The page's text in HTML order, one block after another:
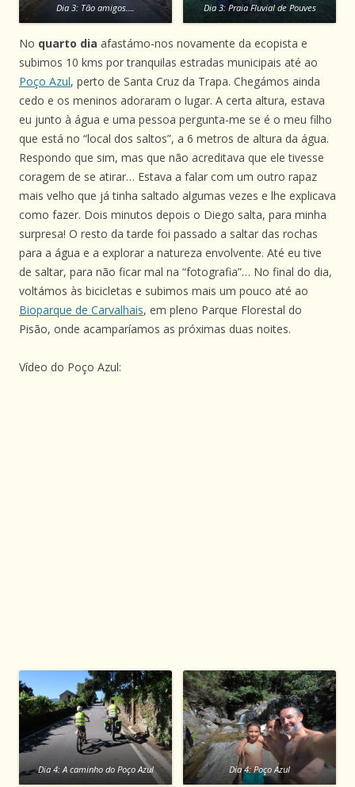
Dia 3: Tão amigos…. Dia 3: Praia Fluvial de Pouves
No quarto dia afastámo-nos novamente da ecopista e
subimos 10 kms por tranquilas estradas municipais até ao
Poço Azul, perto de Santa Cruz da Trapa. Chegámos ainda
cedo e os meninos adoraram o lugar. A certa altura, estava
eu junto à água e uma pessoa pergunta-me se é o meu filho
que está no “local dos saltos”, a 6 metros de altura da água.
Respondo que sim, mas que não acreditava que ele tivesse
coragem de se atirar… Estava a falar com um outro rapaz
mais velho que já tinha saltado algumas vezes e lhe explicava
como fazer. Dois minutos depois o Diego salta, para minha
surpresa! O resto da tarde foi passado a saltar das rochas
para a água e a explorar a natureza envolvente. Até eu tive
de saltar, para não ficar mal na “fotografia”… No final do dia,
voltámos às bicicletas e subimos mais um pouco até ao
Bioparque de Carvalhais, em pleno Parque Florestal do
Pisão, onde acamparíamos as próximas duas noites.
Vídeo do Poço Azul:
Dia 4: A caminho do Poço Azul Dia 4: Poço Azul